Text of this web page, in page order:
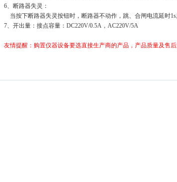
6、断路器失灵：
当按下断路器失灵按钮时，断路器不动作，跳、合闸电流延时1s
7、开出量：接点容量：DC220V/0.5A，AC220V/5A
友情提醒：购置仪器设备要选直接生产商的产品，产品质量及售